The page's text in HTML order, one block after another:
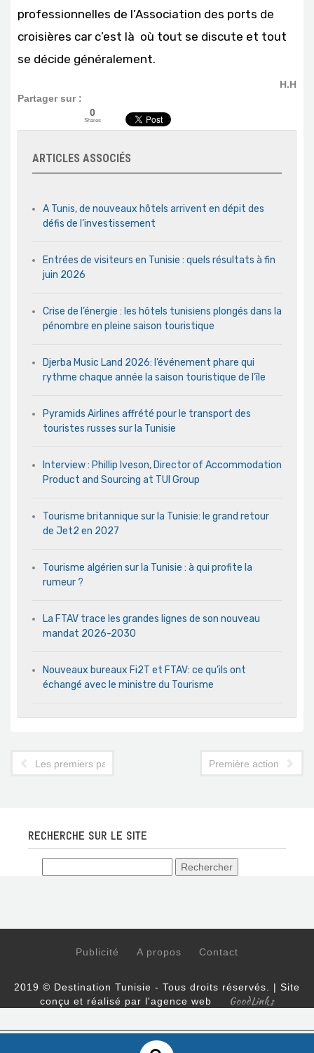
professionnelles de l’Association des ports de
croisières car c’est là où tout se discute et tout
se décide généralement.
H.H
Partager sur :
0
Shares
ARTICLES ASSOCIÉS
A Tunis, de nouveaux hôtels arrivent en dépit des
défis de l’investissement
Entrées de visiteurs en Tunisie : quels résultats à fin
juin 2026
Crise de l’énergie : les hôtels tunisiens plongés dans la
pénombre en pleine saison touristique
Djerba Music Land 2026: l’événement phare qui
rythme chaque année la saison touristique de l’île
Pyramids Airlines affrété pour le transport des
touristes russes sur la Tunisie
Interview : Phillip Iveson, Director of Accommodation
Product and Sourcing at TUI Group
Tourisme britannique sur la Tunisie: le grand retour
de Jet2 en 2027
Tourisme algérien sur la Tunisie : à qui profite la
rumeur ?
La FTAV trace les grandes lignes de son nouveau
mandat 2026-2030
Nouveaux bureaux Fi2T et FTAV: ce qu’ils ont
échangé avec le ministre du Tourisme
Les premiers pas d'Amel Karboul en tant que ministre du
Première action
RECHERCHE SUR LE SITE
Publicité A propos Contact
2019 © Destination Tunisie - Tous droits réservés. | Site
conçu et réalisé par l'agence web
GoodLinks